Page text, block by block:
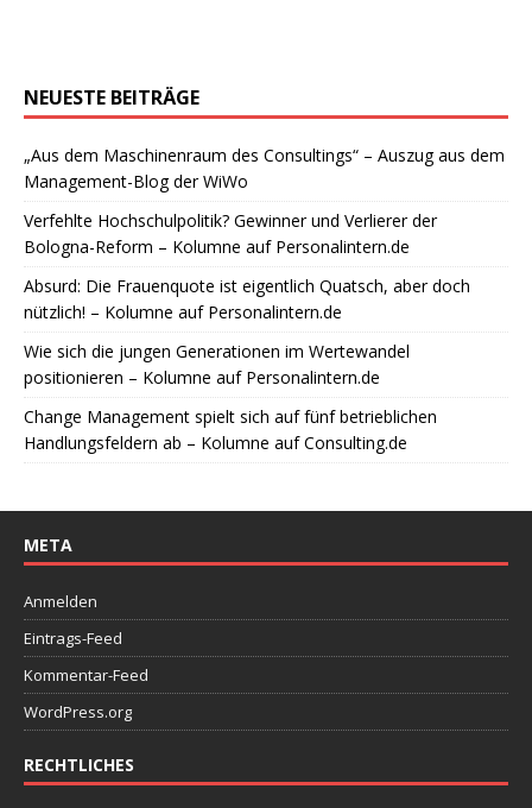
NEUESTE BEITRÄGE
„Aus dem Maschinenraum des Consultings“ – Auszug aus dem
Management-Blog der WiWo
Verfehlte Hochschulpolitik? Gewinner und Verlierer der
Bologna-Reform – Kolumne auf Personalintern.de
Absurd: Die Frauenquote ist eigentlich Quatsch, aber doch
nützlich! – Kolumne auf Personalintern.de
Wie sich die jungen Generationen im Wertewandel
positionieren – Kolumne auf Personalintern.de
Change Management spielt sich auf fünf betrieblichen
Handlungsfeldern ab – Kolumne auf Consulting.de
META
Anmelden
Eintrags-Feed
Kommentar-Feed
WordPress.org
RECHTLICHES